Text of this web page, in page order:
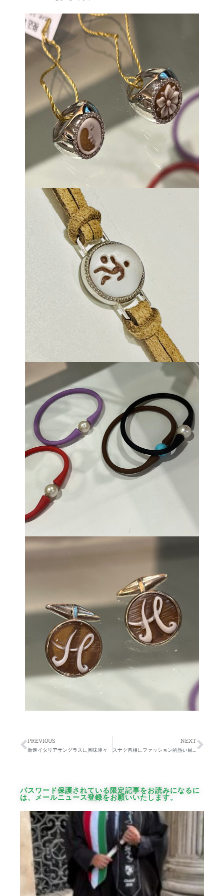
PREVIOUS
新進イタリアサングラスに興味津々
NEXT
スナク首相にファッション的熱い目線
パスワード保護されている限定記事をお読みになるに
は、メールニュース登録をお願いいたします。